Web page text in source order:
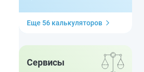
Еще 56 калькуляторов
Сервисы